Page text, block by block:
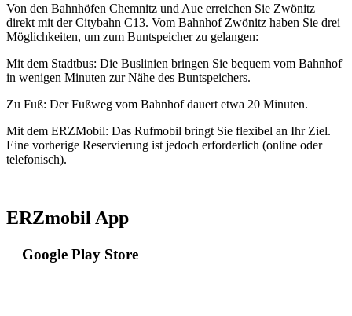
Von den Bahnhöfen Chemnitz und Aue erreichen Sie Zwönitz
direkt mit der Citybahn C13. Vom Bahnhof Zwönitz haben Sie drei
Möglichkeiten, um zum Buntspeicher zu gelangen:
Mit dem Stadtbus: Die Buslinien bringen Sie bequem vom Bahnhof
in wenigen Minuten zur Nähe des Buntspeichers.
Zu Fuß: Der Fußweg vom Bahnhof dauert etwa 20 Minuten.
Mit dem ERZMobil: Das Rufmobil bringt Sie flexibel an Ihr Ziel.
Eine vorherige Reservierung ist jedoch erforderlich (online oder
telefonisch).
ERZmobil App
Google Play Store